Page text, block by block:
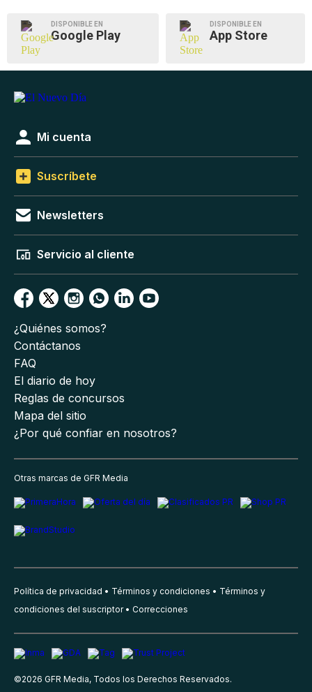
DISPONIBLE EN
Google Play
DISPONIBLE EN
App Store
Mi cuenta
Suscríbete
Newsletters
Servicio al cliente
¿Quiénes somos?
Contáctanos
FAQ
El diario de hoy
Reglas de concursos
Mapa del sitio
¿Por qué confiar en nosotros?
Otras marcas de GFR Media
Política de privacidad Términos y condiciones
Términos y
condiciones del suscriptor
Correcciones
©2026 GFR Media, Todos los Derechos Reservados.